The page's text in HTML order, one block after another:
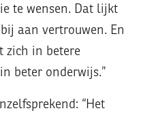
te wensen. Dat lijkt
aan vertrouwen. En
zich in betere
beter onderwijs.”
“Het